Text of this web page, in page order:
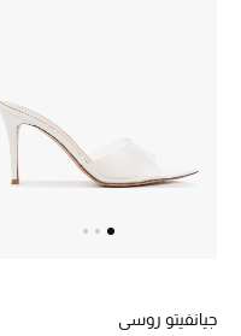
الهدايا
تسوقوا جميع الهدايا
هدايا حسب المرسل إليه
جيانفيتو روسي